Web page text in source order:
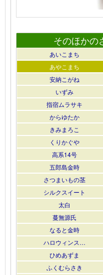
そのほかの
あいこまち
あやこまち
安納こがね
いずみ
指宿ムラサキ
からゆたか
きみまろこ
くりかぐや
高系14号
五郎島金時
さつまいもの茎
シルクスイート
太白
蔓無源氏
なると金時
ハロウィンス…
ひめあずま
ふくむらさき